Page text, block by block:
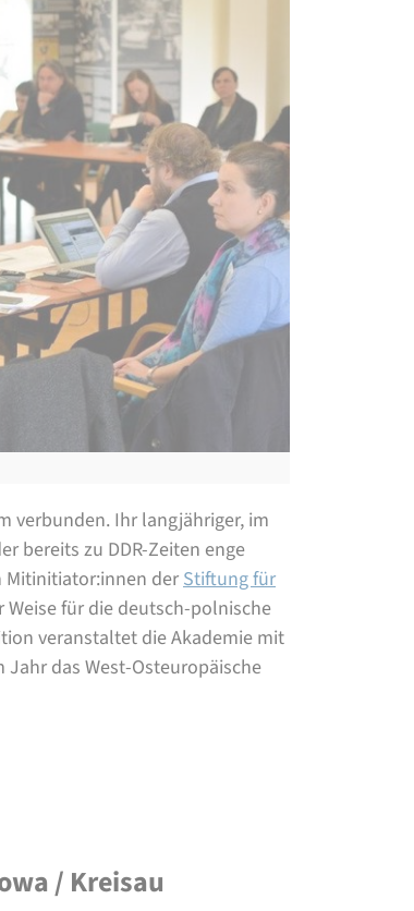
verbunden. Ihr langjähriger, im
bereits zu DDR-Zeiten enge
Mitinitiator:innen derStiftung für
für die deutsch-polnische
veranstaltet die Akademie mit
das West-Osteuropäische
/ Kreisau